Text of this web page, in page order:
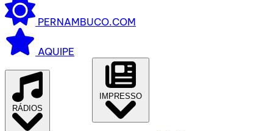
PERNAMBUCO.COM
AQUIPE
RÁDIOS
IMPRESSO